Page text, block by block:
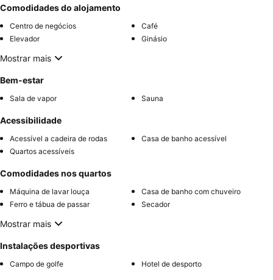
Comodidades do alojamento
Centro de negócios
Café
Elevador
Ginásio
Mostrar mais
Bem-estar
Sala de vapor Sauna
Acessibilidade
Acessível a cadeira de rodas
Casa de banho acessível
Quartos acessíveis
Comodidades nos quartos
Máquina de lavar louça
Casa de banho com chuveiro
Ferro e tábua de passar
Secador
Mostrar mais
Instalações desportivas
Campo de golfe Hotel de desporto